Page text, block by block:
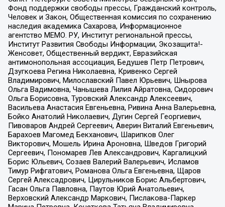
Фонд поддержки свободы прессы, Гражданский контроль,
Человек и Закон, Общественная комиссия по сохранению
наследия академика Сахарова, Информационное
агентство МЕМО. РУ, Институт региональной прессы,
Институт Развития Свободы Информации, Экозащита!-
Женсовет, Общественный вердикт, Евразийская
антимонопольная ассоциация, Бедушев Петр Петрович,
Дзугкоева Регина Николаевна, Кривенко Сергей
Владимирович, Милославский Павел Юрьевич, Шнырова
Ольга Вадимовна, Чанышева Лилия Айратовна, Сидорович
Ольга Борисовна, Туровский Александр Алексеевич,
Васильева Анастасия Евгеньевна, Ривина Анна Валерьевна,
Бойко Анатолий Николаевич, Дугин Сергей Георгиевич,
Пивоваров Андрей Сергеевич, Аверин Виталий Евгеньевич,
Барахоев Магомед Бекханович, Шарипков Олег
Викторович, Мошель Ирина Ароновна, Шведов Григорий
Сергеевич, Пономарев Лев Александрович, Каргалицкий
Борис Юльевич, Созаев Валерий Валерьевич, Исламов
Тимур Рифгатович, Романова Ольга Евгеньевна, Щаров
Сергей Алексадрович, Цирульников Борис Альбертович,
Гасан Ольга Павловна, Паутов Юрий Анатольевич,
Верховский Александр Маркович, Пислакова-Паркер